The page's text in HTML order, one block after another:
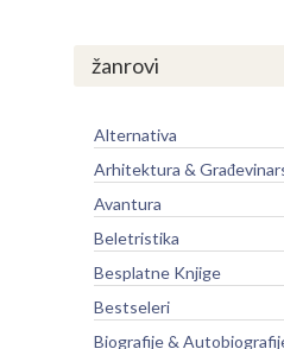
žanrovi
Alternativa
Arhitektura &
Avantura
Beletristika
Besplatne Knjige
Bestseleri
Biografije &